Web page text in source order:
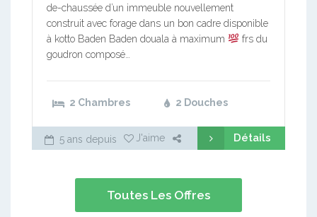
de-chaussée d’un immeuble nouvellement
construit avec forage dans un bon cadre disponible
à kotto Baden Baden douala à maximum
frs du
goudron composé…
2 Chambres 2 Douches
5 ans depuis J'aime Détails
Toutes Les Offres